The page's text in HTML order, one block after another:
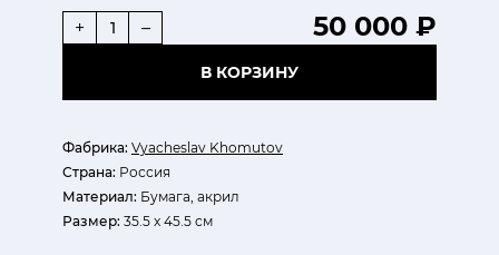
Фабрика: Vyacheslav Khomutov
Страна: Россия
Материал: Бумага, акрил
Размер: 35.5 x 45.5 см
50 000 ₽
+ –
В КОРЗИНУ